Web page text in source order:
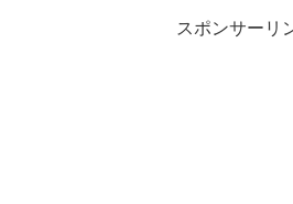
スポンサーリ